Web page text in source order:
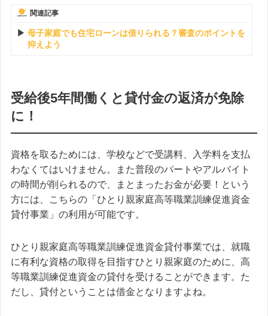
関連記事
母子家庭でも住宅ローンは借りられる？審査のポイントを
抑えよう
受給後5年間働くと貸付金の返済が免除
に！
資格を取るためには、学校などで受講料、入学料を支払
わなくてはいけません。また普段のパートやアルバイト
の時間が削られるので、まとまったお金が必要！という
方には、こちらの「ひとり親家庭高等職業訓練促進資金
貸付事業」の利用が可能です。
ひとり親家庭高等職業訓練促進資金貸付事業では、就職
に有利な資格の取得を目指すひとり親家庭のために、高
等職業訓練促進資金の貸付を受けることができます。た
だし、貸付ということは借金となりますよね。